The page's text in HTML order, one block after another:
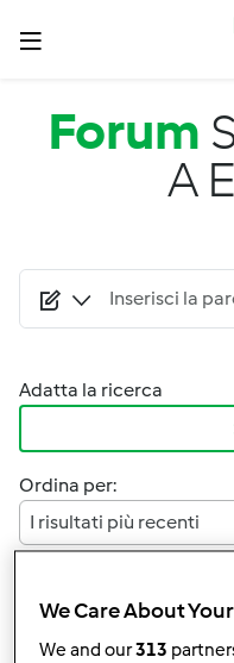
Salta al contenuto
Forum
A
Adatta la ricerca
Ordina per:
I risultati più recenti
10
We Care About
We and our313